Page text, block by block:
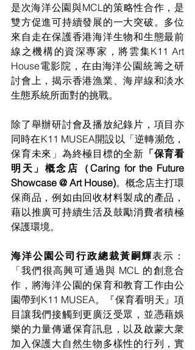
是次海洋公園與MCL的策略性合作，是
雙方促進可持續發展的一大突破。多位
來自走在保護香港海洋生物和生態最前
線之機構的資深專家，將雲集K11 Art
House電影院，在由海洋公園統籌之研
討會上，揭示香港漁業、海岸線和淡水
生態系統所面對的挑戰。
除了舉辦研討會及播放紀錄片，項目亦
同時在K11 MUSEA開設以「逆轉瀕危，
保育未來」為終極目標的全新 「保育看
明天」概念店（Caring for the Future
Showcase @ Art House)。概念店主打環
保商品，例如由回收材料製成的產品，
藉以推廣可持續生活及鼓勵消費者積極
保護環境。
海洋公園公司行政總裁黃嗣輝表示：
「我們很高興可通過與 MCL 的創意合
作，將海洋公園的保育和教育工作由公
園帶到K11 MUSEA。『保育看明天』項
目讓我們接觸到更廣泛受眾，並憑藉娛
樂的力量傳遞保育訊息，以及啟蒙大衆
加入保護大自然生物多樣性的行列，實